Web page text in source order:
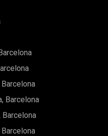
Barcelona
Barcelona